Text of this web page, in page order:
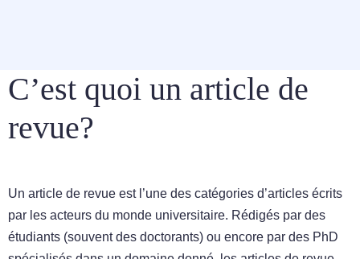
C’est quoi un article de
revue?
Un article de revue est l’une des catégories d’articles écrits
par les acteurs du monde universitaire. Rédigés par des
étudiants (souvent des doctorants) ou encore par des PhD